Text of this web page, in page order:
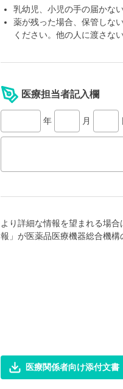
乳幼児、小児の手の届かな
薬が残った場合、保管しな
ください。他の人に渡さな
医療担当者記入欄
年 月
より詳細な情報を望まれる場
報」が医薬品医療機器総合機構
医療関係者向け添付文書